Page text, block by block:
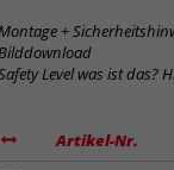
+
Level was ist das?
Artikel-Nr.